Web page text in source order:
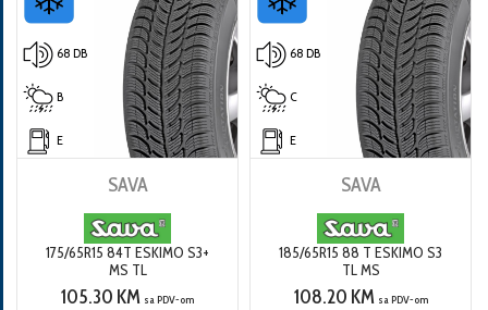
68 DB
B
E
SAVA
175/65R15 84T ESKIMO S3+
MS TL
105.30 KM sa PDV-om
68 DB
C
E
SAVA
185/65R15 88 T ESKIMO S3
TL MS
108.20 KM sa PDV-om